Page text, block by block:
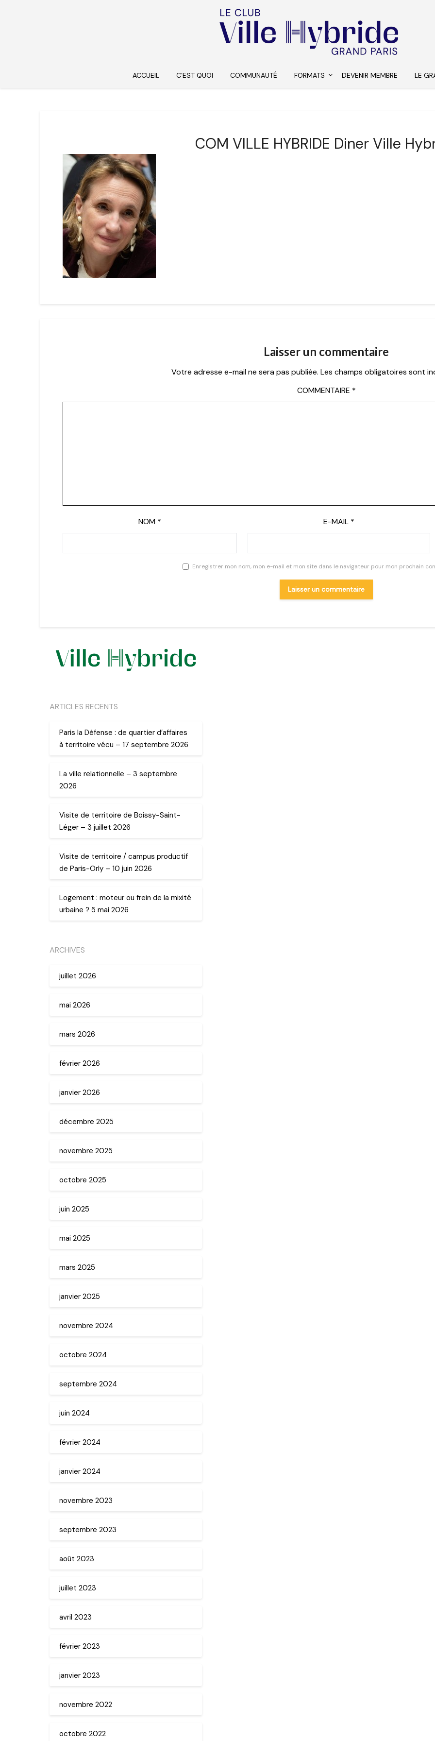
ACCUEIL C’EST QUOI COMMUNAUTÉ FORMATS DEVENIR MEMBRE LE
COM VILLE HYBRIDE Diner Ville
Laisser un commentaire
Votre adresse e-mail ne sera pas publiée. Les champs obligatoires sont
COMMENTAIRE *
NOM * E-MAIL *
Enregistrer mon nom, mon e-mail et mon site dans le navigateur pour mon prochain
ARTICLES RECENTS
Paris la Défense : de quartier d’affaires
à territoire vécu – 17 septembre 2026
La ville relationnelle – 3 septembre
2026
Visite de territoire de Boissy-Saint-
Léger – 3 juillet 2026
Visite de territoire / campus productif
de Paris-Orly – 10 juin 2026
Logement : moteur ou frein de la mixité
urbaine ? 5 mai 2026
ARCHIVES
juillet 2026
mai 2026
mars 2026
février 2026
janvier 2026
décembre 2025
novembre 2025
octobre 2025
juin 2025
mai 2025
mars 2025
janvier 2025
novembre 2024
octobre 2024
septembre 2024
juin 2024
février 2024
janvier 2024
novembre 2023
septembre 2023
août 2023
juillet 2023
avril 2023
février 2023
janvier 2023
novembre 2022
octobre 2022